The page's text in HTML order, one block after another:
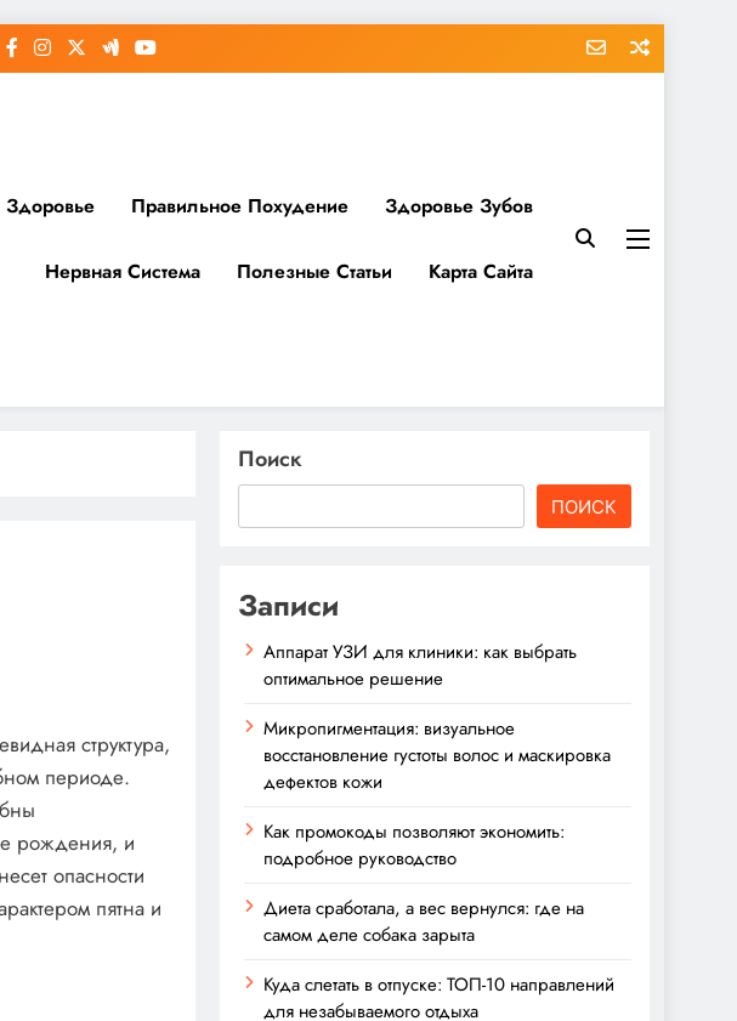
Правильное Похудение Здоровье Зубов
Нервная Система Полезные Статьи Карта Сайта
структура,
периоде.
рождения, и
опасности
пятна и
Поиск
ПОИСК
Записи
Аппарат УЗИ для клиники: как выбрать
оптимальное решение
Микропигментация: визуальное
восстановление густоты волос и маскировка
дефектов кожи
Как промокоды позволяют экономить:
подробное руководство
Диета сработала, а вес вернулся: где на
самом деле собака зарыта
Куда слетать в отпуске: ТОП-10 направлений
для незабываемого отдыха